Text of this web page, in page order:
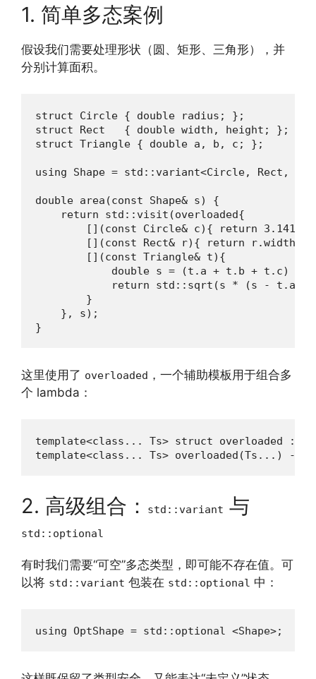
1. 简单多态案例
假设我们需要处理形状（圆、矩形、三角形），并
分别计算面积。
struct Circle { double radius; };
struct Rect   { double width, height; };
struct Triangle { double a, b, c; };
using Shape = std::variant<Circle, Rect,
double area(const Shape& s) {
    return std::visit(overloaded{
[](const Circle& c){ return
[](const Rect& r){ return r.width *
        [](const Triangle& t){
double s = (t.a + t.b + t.c) /
return std::sqrt(s * (s - t.a)
        }
    }, s);
}
这里使用了 overloaded ，一个辅助模板用于组合多
个 lambda：
template<class... Ts> struct overloaded
template<class... Ts> overloaded(Ts...) ->
2. 高级组合： std::variant 与
std::optional
有时我们需要“可空”多态类型，即可能不存在值。可
以将 std::variant 包装在 std::optional 中：
using OptShape = std::optional <Shape>;